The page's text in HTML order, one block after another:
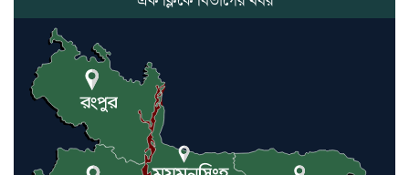
গলিত মরদেহ উদ্ধার
লন্ডনে আদমপুর ইউনাইটেড কলেজ
বাস্তবায়ন নিয়ে আলোচনা সভা